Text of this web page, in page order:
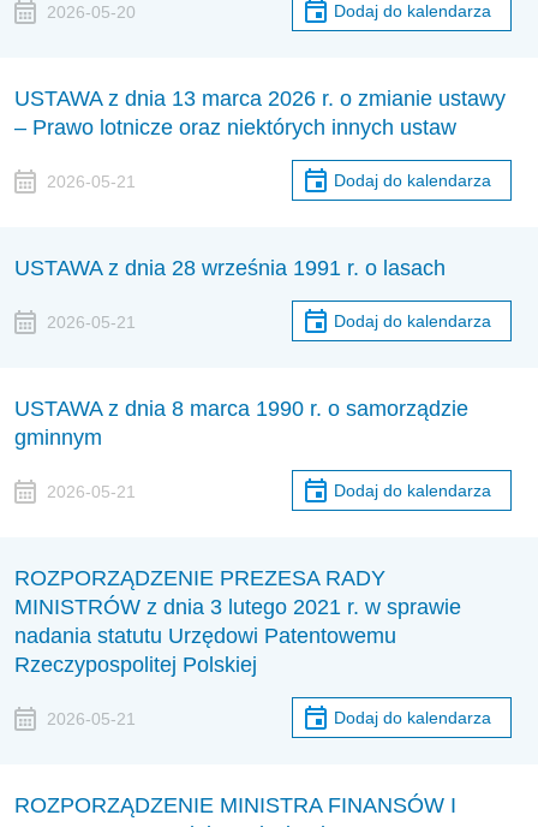
2026-05-20 Dodaj do kalendarza
USTAWA z dnia 13 marca 2026 r. o zmianie ustawy
– Prawo lotnicze oraz niektórych innych ustaw
2026-05-21 Dodaj do kalendarza
USTAWA z dnia 28 września 1991 r. o lasach
2026-05-21 Dodaj do kalendarza
USTAWA z dnia 8 marca 1990 r. o samorządzie
gminnym
2026-05-21 Dodaj do kalendarza
ROZPORZĄDZENIE PREZESA RADY
MINISTRÓW z dnia 3 lutego 2021 r. w sprawie
nadania statutu Urzędowi Patentowemu
Rzeczypospolitej Polskiej
2026-05-21 Dodaj do kalendarza
ROZPORZĄDZENIE MINISTRA FINANSÓW I